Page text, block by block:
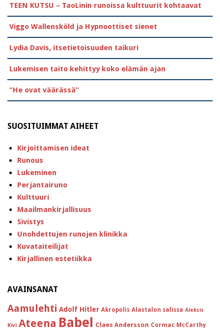
TEEN KUTSU – TaoLinin runoissa kulttuurit kohtaavat
Viggo Wallensköld ja Hypnoottiset sienet
Lydia Davis, itsetietoisuuden taikuri
Lukemisen taito kehittyy koko elämän ajan
”He ovat väärässä”
SUOSITUIMMAT AIHEET
Kirjoittamisen ideat
Runous
Lukeminen
Perjantairuno
Kulttuuri
Maailmankirjallisuus
Sivistys
Unohdettujen runojen klinikka
Kuvataiteilijat
Kirjallinen estetiikka
AVAINSANAT
Aamulehti Adolf Hitler Akropolis Alastalon salissa Aleksis
Kivi Ateena Babel Claes Andersson Cormac McCarthy